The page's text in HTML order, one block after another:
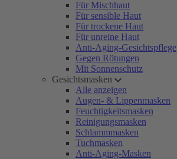
Für Mischhaut
Für sensible Haut
Für trockene Haut
Für unreine Haut
Anti-Aging-Gesichtspflege
Gegen Rötungen
Mit Sonnenschutz
Gesichtsmasken
Alle anzeigen
Augen- & Lippenmasken
Feuchtigkeitsmasken
Reinigungsmasken
Schlammmasken
Tuchmasken
Anti-Aging-Masken